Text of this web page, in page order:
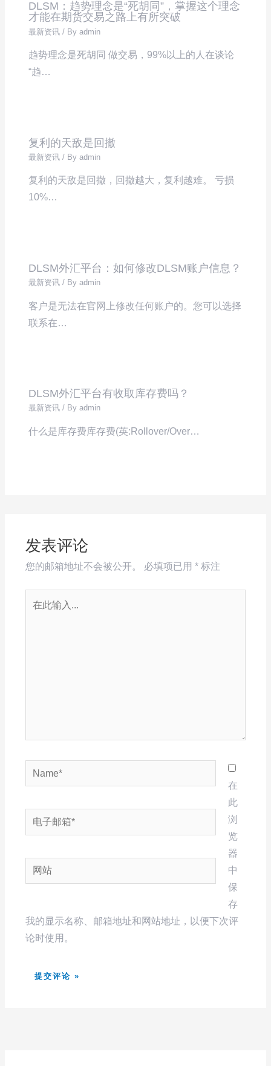
DLSM：趋势理念是“死胡同”，掌握这个理念
才能在期货交易之路上有所突破
最新资讯 / Byadmin
趋势理念是死胡同 做交易，99%以上的人在谈论
“趋…
复利的天敌是回撤
最新资讯 / Byadmin
复利的天敌是回撤，回撤越大，复利越难。 亏损
10%…
DLSM外汇平台：如何修改DLSM账户信息？
最新资讯 / Byadmin
客户是无法在官网上修改任何账户的。您可以选择
联系在…
DLSM外汇平台有收取库存费吗？
最新资讯 / Byadmin
什么是库存费库存费(英:Rollover/Over…
发表评论
您的邮箱地址不会被公开。 必填项已用 *标注
Name*
电
子
箱
*
网
站
在
此
浏
览
器
中
保
存
我的显示名称、邮箱地址和网站地址，以便下次评
论时使用。